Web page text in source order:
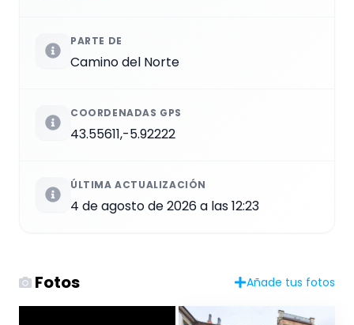
PARTE DE
Camino del Norte
COORDENADAS GPS
43.55611,-5.92222
ÚLTIMA ACTUALIZACIÓN
4 de agosto de 2026 a las 12:23
Fotos Añade tus fotos